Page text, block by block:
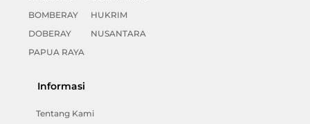
BOMBERAY
DOBERAY
PAPUA RAYA
HUKRIM
NUSANTARA
Informasi
Tentang Kami